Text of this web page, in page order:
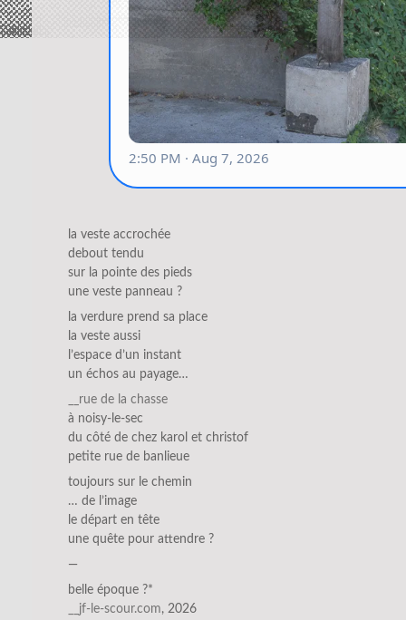
la veste accrochée
debout tendu
sur la pointe des pieds
une veste panneau ?
la verdure prend sa place
la veste aussi
l’espace d’un instant
un échos au payage…
__rue de la chasse
à noisy-le-sec
du côté de chez karol et christof
petite rue de banlieue
toujours sur le chemin
… de l’image
le départ en tête
une quête pour attendre ?
—
belle époque ?*
__jf-le-scour.com, 2026